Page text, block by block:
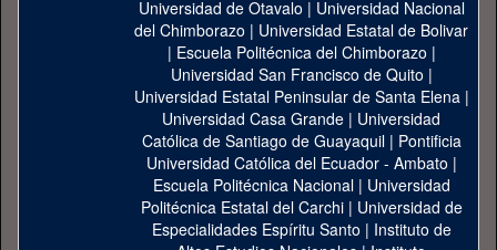
Universidad de Otavalo | Universidad Nacional
del Chimborazo | Universidad Estatal de Bolivar
| Escuela Politécnica del Chimborazo |
Universidad San Francisco de Quito |
Universidad Estatal Peninsular de Santa Elena|
Universidad Casa Grande | Universidad
Católica de Santiago de Guayaquil| Pontificia
Universidad Católica del Ecuador - Ambato |
Escuela Politécnica Nacional| Universidad
Politécnica Estatal del Carchi| Universidad de
Especialidades Espíritu Santo | Instituto de